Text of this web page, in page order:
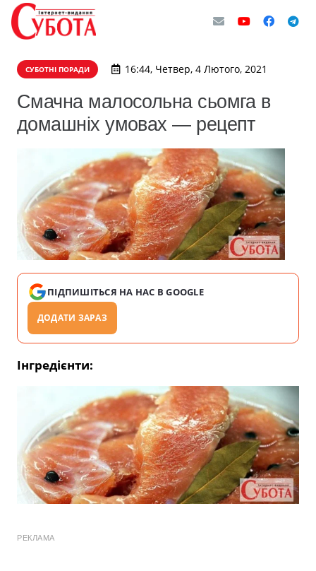
СУБОТНІ ПОРАДИ 16:44, Четвер, 4 Лютого, 2021
Смачна малосольна сьомга в
домашніх умовах — рецепт
ПІДПИШІТЬСЯ НА НАС В GOOGLE
ДОДАТИ ЗАРАЗ
Інгредієнти:
РЕКЛАМА